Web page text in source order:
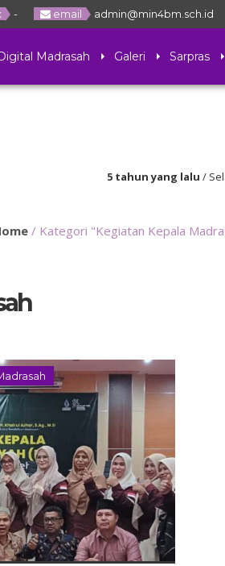
- email admin@min4bm.sch.id
Madrasah Galeri Sarpras
5 tahun yang lalu/ Selamat
/ Kategori "Kegiatan Kepala